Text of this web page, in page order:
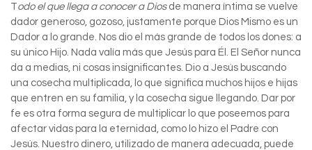
t
i
o
n
Todo el que llega a conocer a Dios de manera íntima se vuelve
dador generoso, gozoso, justamente porque Dios Mismo es un
Dador a lo grande. Nos dio el más grande de todos los dones: a
su único Hijo. Nada valía más que Jesús para Él. El Señor nunca
da a medias, ni cosas insignificantes. Dio a Jesús buscando
una cosecha multiplicada, lo que significa muchos hijos e hijas
que entren en su familia, y la cosecha sigue llegando. Dar por
fe es otra forma segura de multiplicar lo que poseemos para
afectar vidas para la eternidad, como lo hizo el Padre con
Jesús. Nuestro dinero, utilizado de manera adecuada, puede